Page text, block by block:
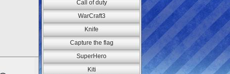
Call of duty
WarCraft3
Knife
Capture the flag
SuperHero
Kiti